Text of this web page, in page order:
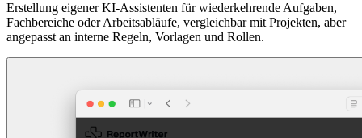
Erstellung eigener KI-Assistenten für wiederkehrende Aufgaben,
Fachbereiche oder Arbeitsabläufe, vergleichbar mit Projekten, aber
angepasst an interne Regeln, Vorlagen und Rollen.